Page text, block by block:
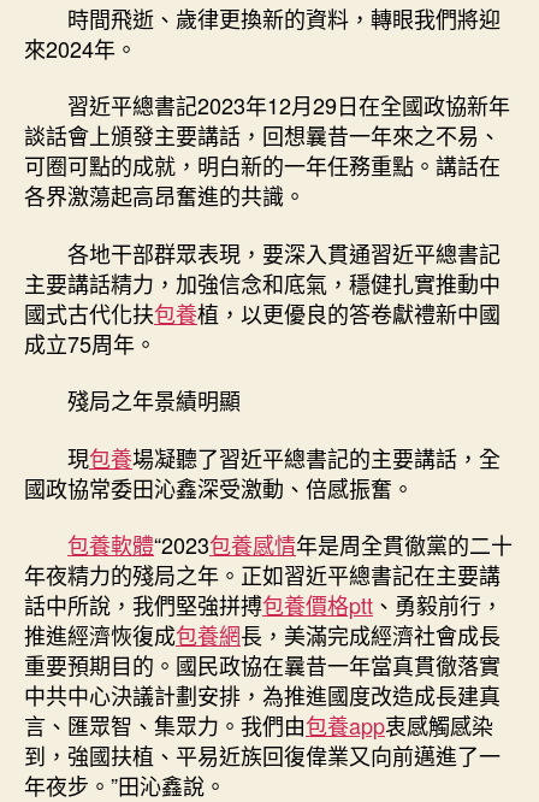
斗
約
包
養
心
業
——
習
記
在
政
協
新
年
談
話
會
上
的
時間飛逝、歲律更換新的資料，轉眼我們將迎
來2024年。
習近平總書記2023年12月29日在全國政協新年
談話會上頒發主要講話，回想曩昔一年來之不易、
可圈可點的成就，明白新的一年任務重點。講話在
各界激蕩起高昂奮進的共識。
各地干部群眾表現，要深入貫通習近平總書記
主要講話精力，加強信念和底氣，穩健扎實推動中
國式古代化扶包養植，以更優良的答卷獻禮新中國
成立75周年。
殘局之年景績明顯
現包養場凝聽了習近平總書記的主要講話，全
國政協常委田沁鑫深受激動、倍感振奮。
包養軟體“2023包養感情年是周全貫徹黨的二十
年夜精力的殘局之年。正如習近平總書記在主要講
話中所說，我們堅強拼搏包養價格ptt 、勇毅前行，
推進經濟恢復成包養網長，美滿完成經濟社會成長
重要預期目的。國民政協在曩昔一年當真貫徹落實
中共中心決議計劃安排，為推進國度改造成長建真
言、匯眾智、集眾力。我們由包養app衷感觸感染
到，強國扶植、平易近族回復偉業又向前邁進了一
年夜步。”田沁鑫說。